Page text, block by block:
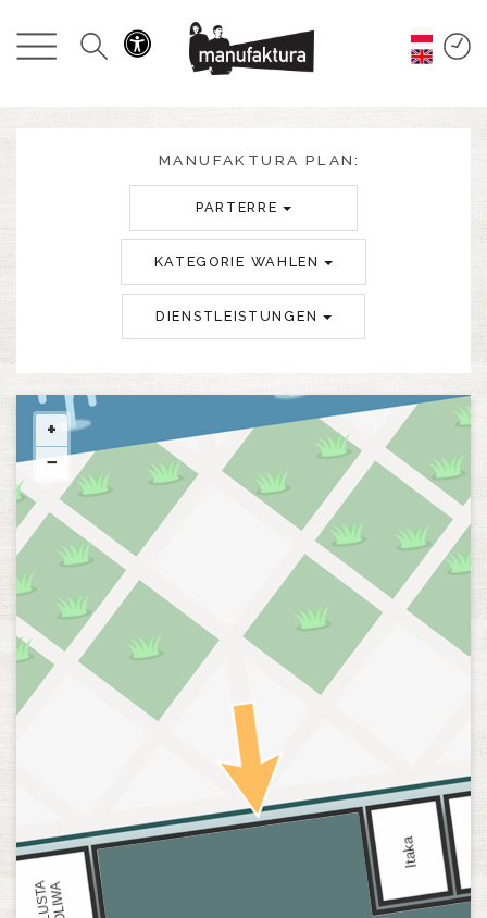
GESCHEHEN
ANGEBOTE
RESTAURANTS
ÜBER UNS
MANUFAKTURA PLAN:
PARTERRE
KATEGORIE WAHLEN
DIENSTLEISTUNGEN
+
−